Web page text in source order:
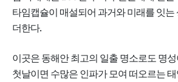
타임캡슐이 매설되어 과거와 미래를 잇는
더한다.
이곳은 동해안 최고의 일출 명소로도 명
첫날이면 수많은 인파가 모여 떠오르는